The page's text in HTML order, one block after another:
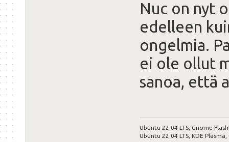
Nuc on nyt
edelleen
ongelmia.
ei ole ollut
sanoa, että
Ubuntu 22.04 LTS, Gnome
Ubuntu 22.04 LTS, KDE